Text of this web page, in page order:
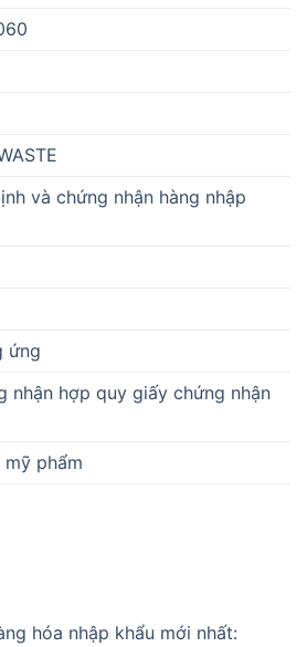
và chứng nhận hàng nhập
ứng
nhận hợp quy giấy chứng nhận
mỹ phẩm
hóa nhập khẩu mới nhất: